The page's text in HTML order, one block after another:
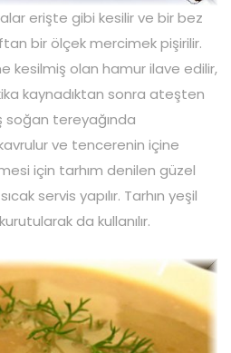
erişte gibi kesilir ve bir bez
bir ölçek mercimek pişirilir.
kesilmiş olan hamur ilave edilir,
kaynadıktan sonra ateşten
soğan tereyağında
ve tencerenin içine
için tarhım denilen güzel
servis yapılır. Tarhın yeşil
da kullanılır.